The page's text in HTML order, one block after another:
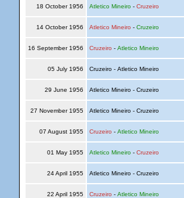
18 October 1956 Atletico Mineiro- Cruzeiro
14 October 1956 Atletico Mineiro - Cruzeiro
16 September 1956 Cruzeiro - Atletico Mineiro
05 July 1956 Cruzeiro - Atletico Mineiro
29 June 1956 Atletico Mineiro - Cruzeiro
27 November 1955 Atletico Mineiro - Cruzeiro
07 August 1955 Cruzeiro - Atletico Mineiro
01 May 1955 Atletico Mineiro- Cruzeiro
24 April 1955 Atletico Mineiro - Cruzeiro
22 April 1955 Cruzeiro - Atletico Mineiro